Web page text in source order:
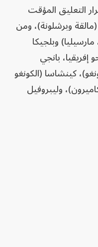
التعليق المؤقت
وبرشلونة)، ومن
وبلجيكا
بانجي
كينشاسا (الكونغو
وليبروفيل